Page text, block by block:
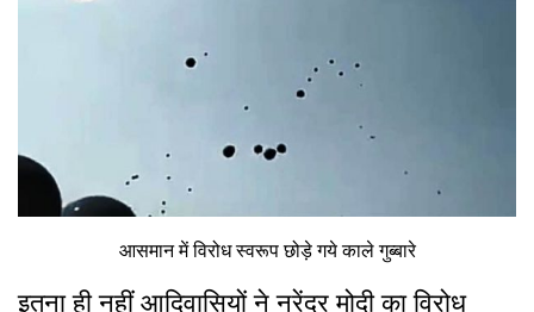
आसमान में विरोध स्वरूप छोड़े गये काले गुब्बारे
इतना ही नहीं आदिवासियों ने नरेंद्र मोदी का विरोध